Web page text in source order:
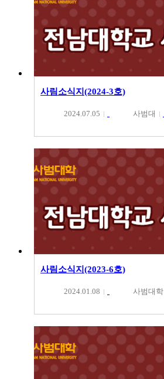
사림소식지(2024-3호)
2024.07.05 사범대
사림소식지(2023-6호)
2024.01.08 사범대학